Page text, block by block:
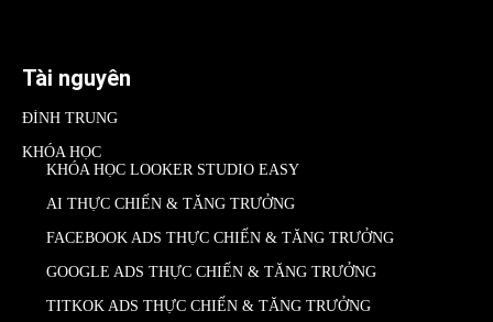
Tài nguyên
ĐÌNH TRUNG
KHÓA HỌC
KHÓA HỌC LOOKER STUDIO EASY
AI THỰC CHIẾN & TĂNG TRƯỞNG
FACEBOOK ADS THỰC CHIẾN & TĂNG TRƯỞNG
GOOGLE ADS THỰC CHIẾN & TĂNG TRƯỞNG
TITKOK ADS THỰC CHIẾN & TĂNG TRƯỞNG